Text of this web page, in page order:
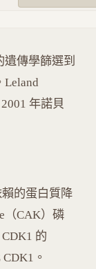
傳學篩選到
Leland
年諾貝
的蛋白質降
（CAK）磷
的
。